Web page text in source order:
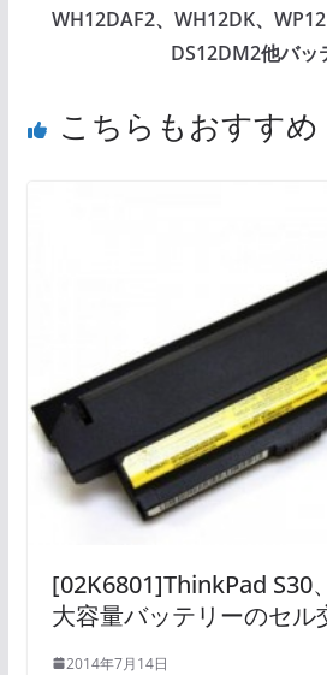
WH12DAF2、WH12DK、
DS12DM2他バッ
こちらもおすすめ
[02K6801]ThinkPad S30
大容量バッテリーのセル
2014年7月14日